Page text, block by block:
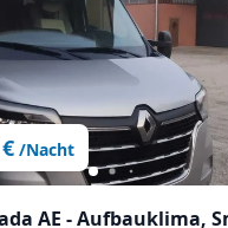
/Nacht
AE - Aufbauklima,